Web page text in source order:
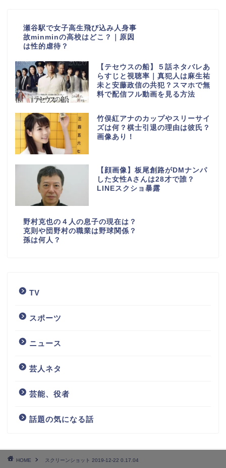
瀬谷駅で女子高生飛び込み人身事
故minminの高校はどこ？｜原因
は性的虐待？
【テセウスの船】５話ネタバレあ
らすじと視聴率｜真犯人は麻生祐
未と安藤政信の共犯？スマホで無
料で配信フル動画を見る方法
竹俣紅アナのカップやスリーサイ
ズは何？棋士引退の理由は彼氏？
画像あり！
【顔画像】板尾創路がDMナンパ
した女性Aさんは28才で誰？
LINEスクショ暴露
野村克也の４人の息子の現在は？
克則や団野村の職業は野球関係？
孫は何人？
TV
スポーツ
ニュース
芸人ネタ
芸能、役者
話題の気になる話
HOME スクリーンショット 2019-12-22 0.17.04